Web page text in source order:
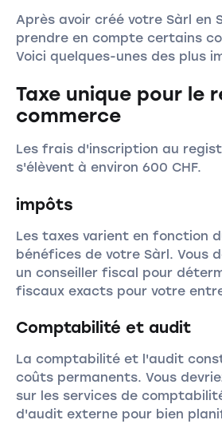
Après avoir créé votre Sàrl en
prendre en compte certains
Voici quelques-unes des plus
Taxe unique pour le
commerce
Les frais d'inscription au
s'élèvent à environ 600 CHF.
impôts
Les taxes varient en fonction
bénéfices de votre Sàrl. Vous
un conseiller fiscal pour
fiscaux exacts pour votre
Comptabilité et audit
La comptabilité et l'audit
coûts permanents. Vous
sur les services de
d'audit externe pour bien